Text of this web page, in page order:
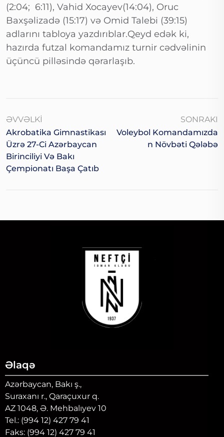
(2:04; 6:11), Vahid Xocayev(14:04), Oruc
Baxşəlizadə (15:17) və Omid Talebi (39:15)
adlarını tabloya yazdırıblar.Qeyd edək ki,
hazırda futzal komandamız turnir cədvəlinin
üçüncü pilləsində qərarlaşıb.
ƏVVƏLKI
Akrobatika Gimnastikası
Üzrə 27-Ci Azərbaycan
Birinciliyi Və Bakı
Çempionatı Başa Çatıb
SONRAKI
Voleybol Komandamızda
N Növbəti Qələbə
Əlaqə
Azərbaycan, Bakı ş.,
Suraxanı r., Qaraçuxur q.
AZ 1048, Ə. Mehbalıyev 10
Tel.: (994 12) 427 79 41
Faks: (994 12) 427 79 41